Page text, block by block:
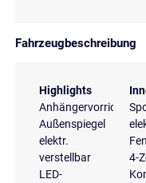
Fahrzeugbeschreibung
Highlights
Anhängervorrichtung
Außenspiegel
elektr.
verstellbar
LED-
4-